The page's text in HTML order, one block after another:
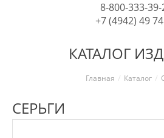
8-800-333-39-
+7 (4942) 49
КАТАЛОГ
Главная Каталог
СЕРЬГИ